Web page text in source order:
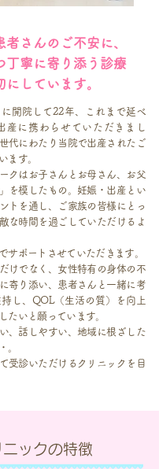
者さんのご不安に、
丁寧に寄り添う診療
にしています。
開院して22年、これまで延べ
産に携わらせていただきまし
代にわたり当院で出産されたご
ます。
クはお子さんとお母さん、お父
を模したもの。妊娠・出産とい
トを通し、ご家族の皆様にとっ
な時間を過ごしていただけるよ
サポートさせていただきます。
けでなく、女性特有の身体の不
寄り添い、患者さんと一緒に考
し、QOL（生活の質）を向上
たいと願っています。
、話しやすい、地域に根ざした
。
受診いただけるクリニックを目
ニックの特徴